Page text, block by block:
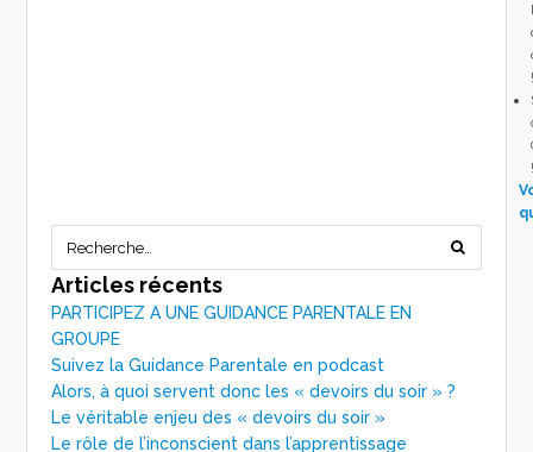
!
Articles récents
PARTICIPEZ A UNE GUIDANCE PARENTALE EN
GROUPE
Suivez la Guidance Parentale en podcast
Alors, à quoi servent donc les « devoirs du soir » ?
Le véritable enjeu des « devoirs du soir »
Le rôle de l’inconscient dans l’apprentissage